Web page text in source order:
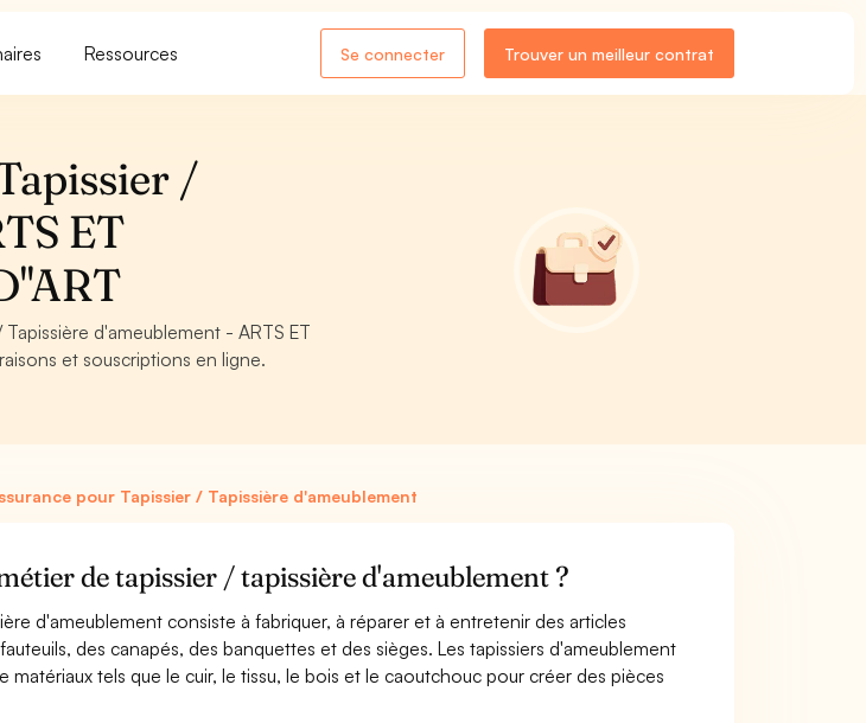
Ressources Se connecter Trouver un meilleur contrat
/
ET
d'ameublement - ARTS ET
et souscriptions en ligne.
pour Tapissier / Tapissière d'ameublement
de tapissier / tapissière d'ameublement ?
d'ameublement consiste à fabriquer, à réparer et à entretenir des articles
des canapés, des banquettes et des sièges. Les tapissiers d'ameublement
matériaux tels que le cuir, le tissu, le bois et le caoutchouc pour créer des pièces